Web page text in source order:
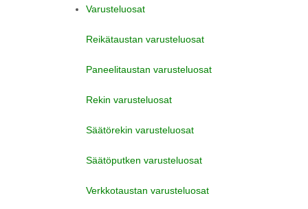
Varusteluosat
Reikätaustan varusteluosat
Paneelitaustan varusteluosat
Rekin varusteluosat
Säätörekin varusteluosat
Säätöputken varusteluosat
Verkkotaustan varusteluosat